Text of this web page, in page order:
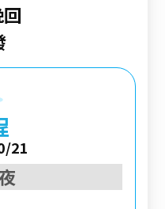
21